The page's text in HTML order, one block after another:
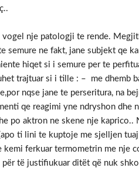
nje patologji te rende.
ne fakt, jane subjekt qe
hiqet si i semure per te
trajtuar si i tille : – me dhemb
nqse jane te perseritura, na
qe reagimi yne ndryshon dhe
po aktron ne skene nje kaprico..
ti lini te kuptoje me sjelljen
ferkuar termometrin me nje
të justifiukuar ditët që nuk